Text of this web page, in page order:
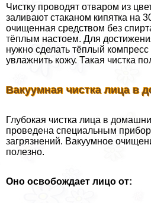
Чистку проводят отваром из
заливают стаканом кипятка на
очищенная средством без
тёплым настоем. Для
нужно сделать тёплый
увлажнить кожу. Такая чистка
Вакуумная чистка лица в
Глубокая чистка лица в
проведена специальным
загрязнений. Вакуумное
полезно.
Оно освобождает лицо от: